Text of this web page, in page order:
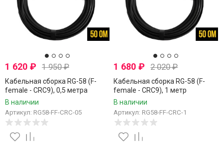
1 620 ₽ 1 950₽
Кабельная сборка RG-58 (F-
female - CRC9), 0,5 метра
В наличии
Артикул: RG58-FF-CRC-05
1 680₽ 2 020₽
Кабельная сборка RG-58 (F-
female - CRC9), 1 метр
В наличии
Артикул: RG58-FF-CRC-1